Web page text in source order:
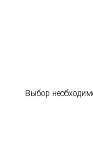
Выбор